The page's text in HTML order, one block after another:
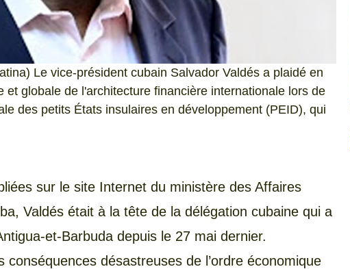
Le vice-président cubain Salvador Valdés a plaidé en
et globale de l'architecture financière internationale lors de
des petits États insulaires en développement (PEID), qui
sur le site Internet du ministère des Affaires
Valdés était à la tête de la délégation cubaine qui a
et-Barbuda depuis le 27 mai dernier.
conséquences désastreuses de l’ordre économique